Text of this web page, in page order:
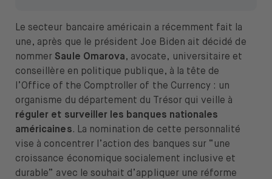
Le secteur bancaire américain a récemment fait la
une, après que le président Joe Biden ait décidé de
nommerSaule Omarova, avocate, universitaire et
conseillère en politique publique, à la tête de
l’Office of the Comptroller of the Currency : un
organisme du département du Trésor qui veille à
réguler et surveiller les banques nationales
américaines. La nomination de cette personnalité
vise à concentrer l’action des banques sur “une
croissance économique socialement inclusive et
durable” avec le souhait d’appliquer une réforme